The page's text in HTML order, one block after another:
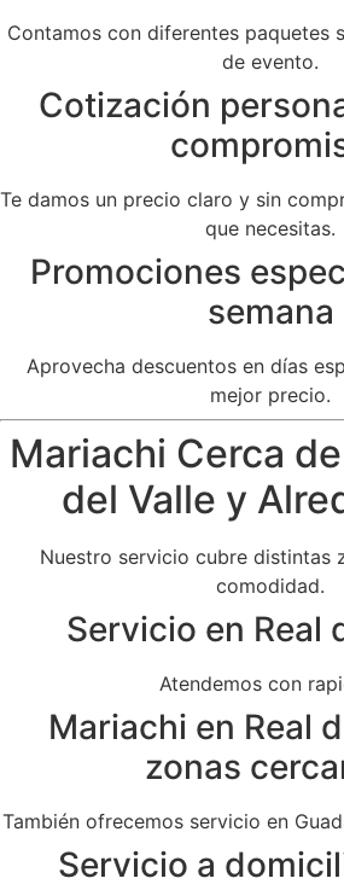
Contamos con diferentes paquetes
de evento.
Cotización
Te damos un precio claro y sin
que necesitas.
Promociones
semana
Aprovecha descuentos en días
mejor precio.
Mariachi Cerca
del Valle y
Nuestro servicio cubre distintas
comodidad.
Servicio en Real
Atendemos con
Mariachi en Real
zonas
También ofrecemos servicio en
Servicio a